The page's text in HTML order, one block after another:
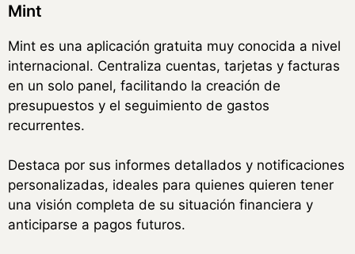
Mint
Mint es una aplicación gratuita muy conocida a nivel
internacional. Centraliza cuentas, tarjetas y facturas
en un solo panel, facilitando la creación de
presupuestos y el seguimiento de gastos
recurrentes.
Destaca por sus informes detallados y notificaciones
personalizadas, ideales para quienes quieren tener
una visión completa de su situación financiera y
anticiparse a pagos futuros.